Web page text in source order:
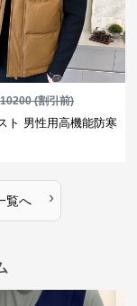
10200(割引前)
ト 男性用高機能防寒
覧へ ›